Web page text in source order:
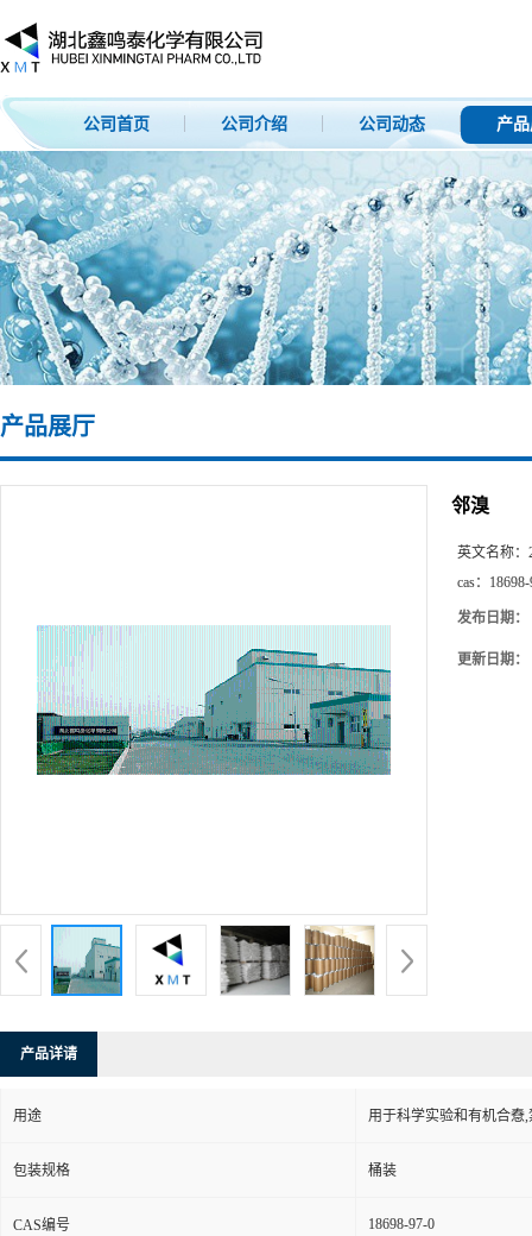
公司首页 公司介绍 公司动态 产
产品展厅
邻溴
英文名称：
cas：
发布日期：
更新日期：
产品详请
用途 用于科学实验和有机合憃
包装规格 桶装
CAS编号 18698-97-0